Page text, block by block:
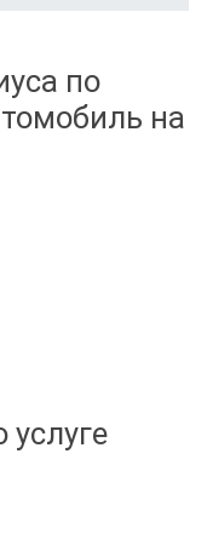
по
на